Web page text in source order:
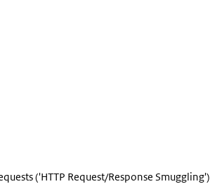
('HTTP Request/Response Smuggling')